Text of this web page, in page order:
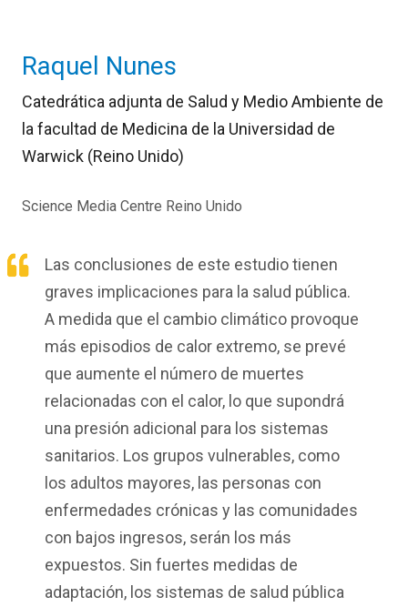
Raquel Nunes
Catedrática adjunta de Salud y Medio Ambiente de
la facultad de Medicina de la Universidad de
Warwick (Reino Unido)
Science Media Centre Reino Unido
Las conclusiones de este estudio tienen
graves implicaciones para la salud pública.
A medida que el cambio climático provoque
más episodios de calor extremo, se prevé
que aumente el número de muertes
relacionadas con el calor, lo que supondrá
una presión adicional para los sistemas
sanitarios. Los grupos vulnerables, como
los adultos mayores, las personas con
enfermedades crónicas y las comunidades
con bajos ingresos, serán los más
expuestos. Sin fuertes medidas de
adaptación, los sistemas de salud pública